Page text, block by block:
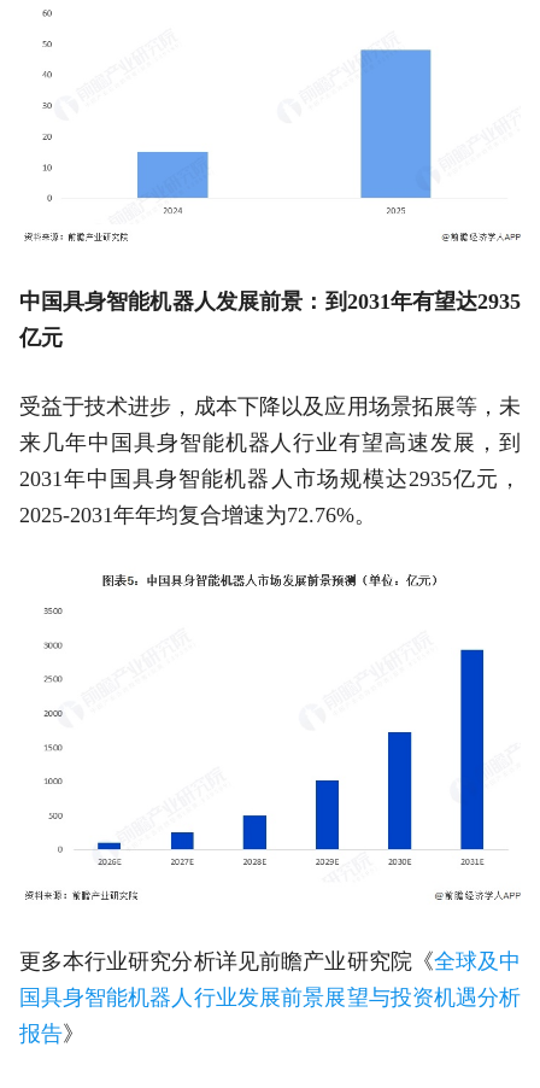
中国具身智能机器人发展前景：到2031年有望达2935
亿元
受益于技术进步，成本下降以及应用场景拓展等，未
来几年中国具身智能机器人行业有望高速发展，到
2031年中国具身智能机器人市场规模达2935亿元，
2025-2031年年均复合增速为72.76%。
更多本行业研究分析详见前瞻产业研究院《全球及中
国具身智能机器人行业发展前景展望与投资机遇分析
报告》